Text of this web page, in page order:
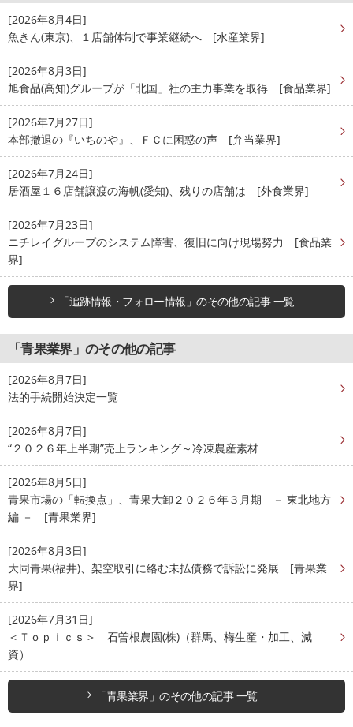
[2026年8月4日]
魚きん(東京)、１店舗体制で事業継続へ [水産業界]
[2026年8月3日]
旭食品(高知)グループが「北国」社の主力事業を取得 [食品業界]
[2026年7月27日]
本部撤退の『いちのや』、ＦＣに困惑の声 [弁当業界]
[2026年7月24日]
居酒屋１６店舗譲渡の海帆(愛知)、残りの店舗は [外食業界]
[2026年7月23日]
ニチレイグループのシステム障害、復旧に向け現場努力 [食品業
界]
「追跡情報・フォロー情報」のその他の記事 一覧
「青果業界」のその他の記事
[2026年8月7日]
法的手続開始決定一覧
[2026年8月7日]
“２０２６年上半期”売上ランキング～冷凍農産素材
[2026年8月5日]
青果市場の「転換点」、青果大卸２０２６年３月期 － 東北地方
編 － [青果業界]
[2026年8月3日]
大同青果(福井)、架空取引に絡む未払債務で訴訟に発展 [青果業
界]
[2026年7月31日]
＜Ｔｏｐｉｃｓ＞ 石曽根農園(株)（群馬、梅生産・加工、減
資）
「青果業界」のその他の記事 一覧